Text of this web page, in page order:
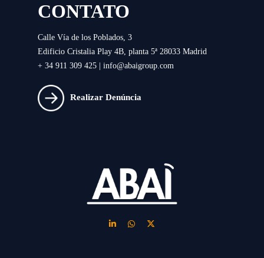
CONTATO
Calle Vía de los Poblados, 3
Edificio Cristalia Play 4B, planta 5ª 28033 Madrid
+ 34 911 309 425 | info@abaigroup.com
Realizar Denúncia